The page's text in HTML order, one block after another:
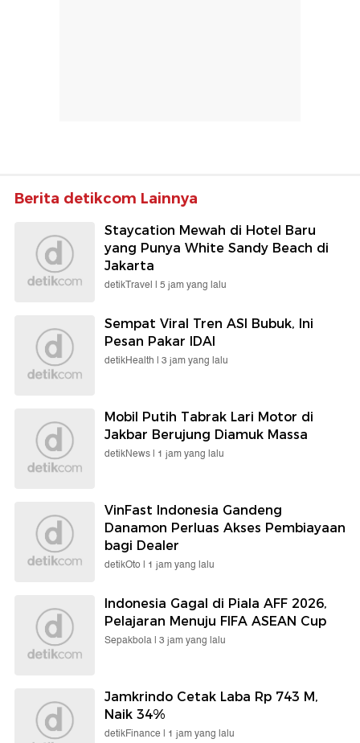
Berita detikcom Lainnya
Staycation Mewah di Hotel Baru
yang Punya White Sandy Beach di
Jakarta
detikTravel | 5 jam yang lalu
Sempat Viral Tren ASI Bubuk, Ini
Pesan Pakar IDAI
detikHealth | 3 jam yang lalu
Mobil Putih Tabrak Lari Motor di
Jakbar Berujung Diamuk Massa
detikNews | 1 jam yang lalu
VinFast Indonesia Gandeng
Danamon Perluas Akses Pembiayaan
bagi Dealer
detikOto | 1 jam yang lalu
Indonesia Gagal di Piala AFF 2026,
Pelajaran Menuju FIFA ASEAN Cup
Sepakbola | 3 jam yang lalu
Jamkrindo Cetak Laba Rp 743 M,
Naik 34%
detikFinance | 1 jam yang lalu